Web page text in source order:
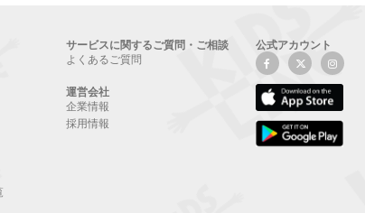
サービスに関するご質問・ご相談
よくあるご質問
運営会社
企業情報
採用情報
公式アカウント